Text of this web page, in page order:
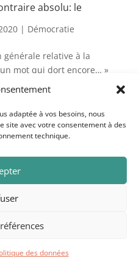
adaptée à vos besoins, nous
site avec votre consentement à des
technique.
des données
absolu: le
| Démocratie
relative à la
mot qui dort encore… »
(WaltWhitman, 1819-
de nombreuses
et à...
© 2020. Crédits
Prusaczyk